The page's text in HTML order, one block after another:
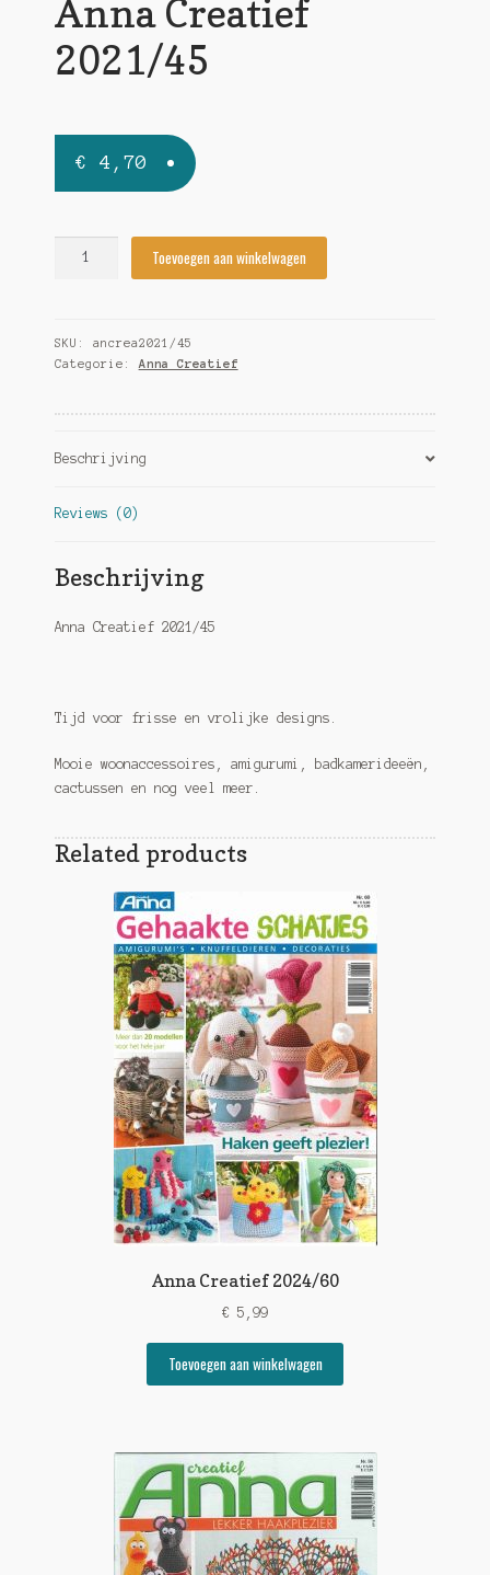
Anna Creatief
2021/45
€ 4,70
Toevoegen aan winkelwagen
SKU: ancrea2021/45
Categorie: Anna Creatief
Beschrijving
Reviews (0)
Beschrijving
Anna Creatief 2021/45
Tijd voor frisse en vrolijke designs.
Mooie woonaccessoires, amigurumi, badkamerideeën,
cactussen en nog veel meer.
Related products
Anna Creatief 2024/60
€ 5,99
Toevoegen aan winkelwagen